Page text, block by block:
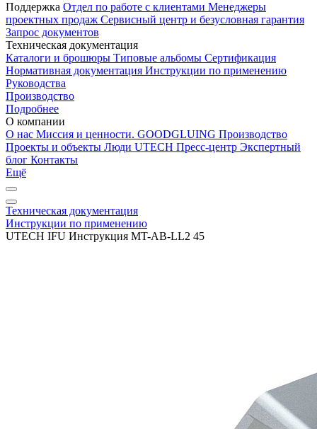
Поддержка Отдел по работе с клиентами Менеджеры
проектных продаж Сервисный центр и безусловная гарантия
Запрос документов
Техническая документация
Каталоги и брошюры Типовые альбомы Сертификация
Нормативная документация Инструкции по применению
Руководства
Производство
Подробнее
О компании
О нас Миссия и ценности. GOODGLUING Производство
Проекты и объекты Люди UTECH Пресс-центр Экспертный
блог Контакты
Ещё
Техническая документация
Инструкции по применению
UTECH IFU Инструкция MT-AB-LL2 45